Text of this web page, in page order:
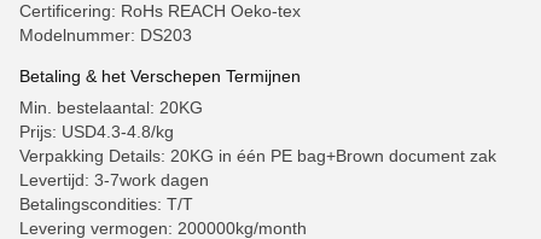
Certificering: RoHs REACH Oeko-tex
Modelnummer: DS203
Betaling & het Verschepen Termijnen
Min. bestelaantal: 20KG
Prijs: USD4.3-4.8/kg
Verpakking Details: 20KG in één PE bag+Brown document zak
Levertijd: 3-7work dagen
Betalingscondities: T/T
Levering vermogen: 200000kg/month